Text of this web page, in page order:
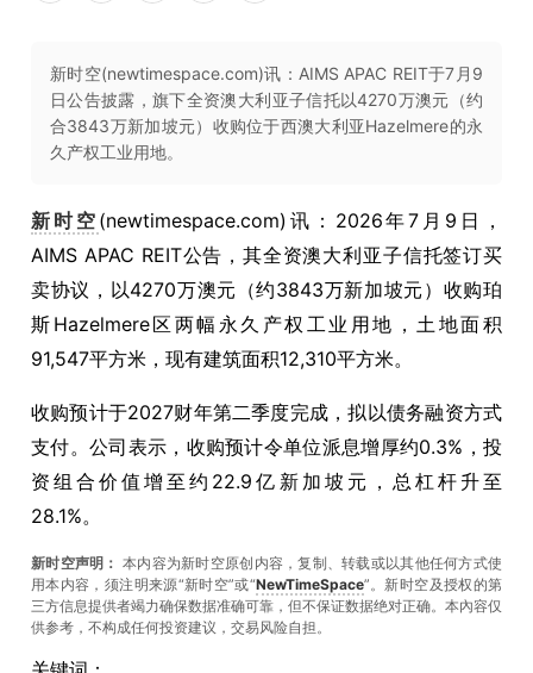
新时空(newtimespace.com)讯：AIMS APAC REIT于7月9
日公告披露，旗下全资澳大利亚子信托以4270万澳元（约
合3843万新加坡元）收购位于西澳大利亚Hazelmere的永
久产权工业用地。
新时空 (newtimespace.com)讯：2026年7月9日，
AIMS APAC REIT公告，其全资澳大利亚子信托签订买
卖协议，以4270万澳元（约3843万新加坡元）收购珀
斯Hazelmere区两幅永久产权工业用地，土地面积
91,547平方米，现有建筑面积12,310平方米。
收购预计于2027财年第二季度完成，拟以债务融资方式
支付。公司表示，收购预计令单位派息增厚约0.3%，投
资组合价值增至约22.9亿新加坡元，总杠杆升至
28.1%。
新时空声明： 本内容为新时空原创内容，复制、转载或以其他任何方式使
用本内容，须注明来源“新时空”或“NewTimeSpace”。新时空及授权的第
三方信息提供者竭力确保数据准确可靠，但不保证数据绝对正确。本內容仅
供参考，不构成任何投资建议，交易风险自担。